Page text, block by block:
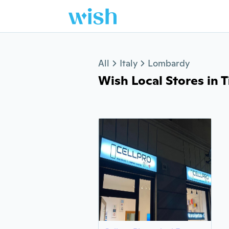
All Italy Lombardy
Wish Local Stores in